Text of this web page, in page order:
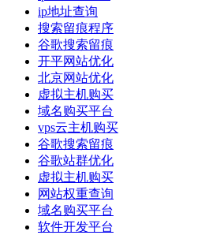
ip地址查询
搜索留痕程序
谷歌搜索留痕
开平网站优化
北京网站优化
虚拟主机购买
域名购买平台
vps云主机购买
谷歌搜索留痕
谷歌站群优化
虚拟主机购买
网站权重查询
域名购买平台
软件开发平台